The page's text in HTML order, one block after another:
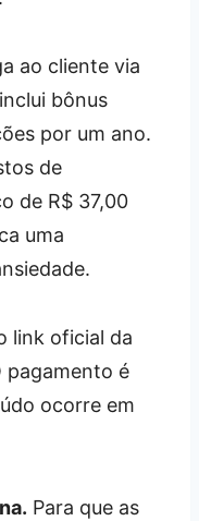
ao cliente via
bônus
por um ano.
de
de R$ 37,00
uma
link oficial da
pagamento é
ocorre em
Para que as